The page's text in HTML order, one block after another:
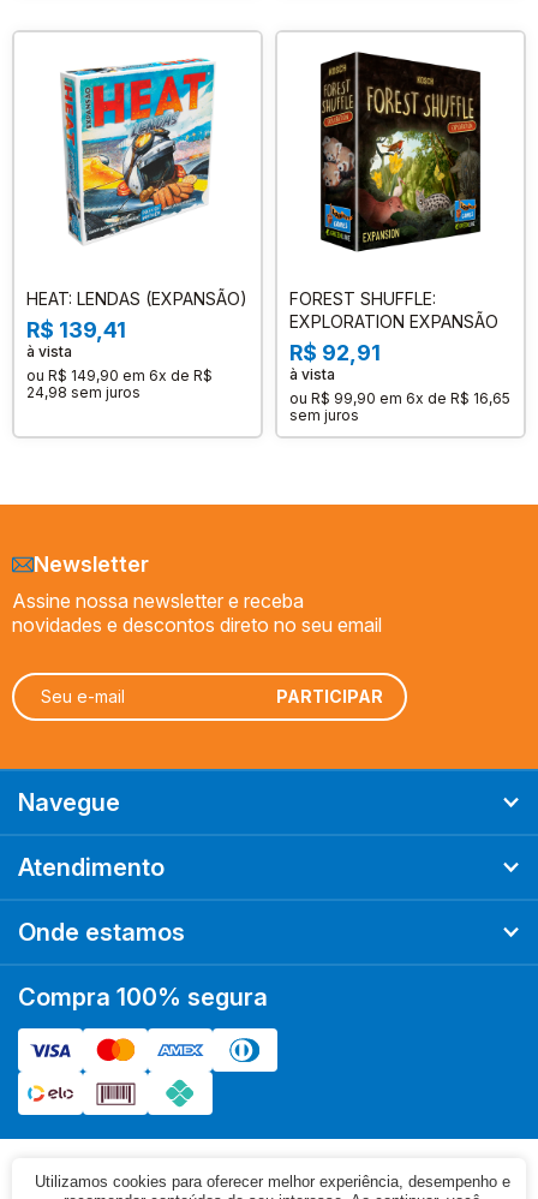
HEAT: LENDAS (EXPANSÃO)
R$ 139,41
à vista
ou R$ 149,90 em 6x de R$
24,98 sem juros
FOREST SHUFFLE:
EXPLORATION EXPANSÃO
R$ 92,91
à vista
ou R$ 99,90 em 6x de R$ 16,65
sem juros
Newsletter
Assine nossa newsletter e receba
novidades e descontos direto no seu email
Navegue
Atendimento
Onde estamos
Compra 100% segura
Utilizamos cookies para oferecer melhor experiência, desempenho e